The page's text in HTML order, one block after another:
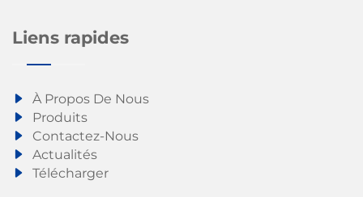
Liens rapides
À Propos De Nous
Produits
Contactez-Nous
Actualités
Télécharger